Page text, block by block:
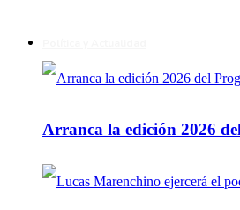
Arranca la edición 2026